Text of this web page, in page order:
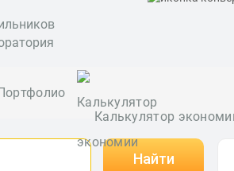
Калькулятор
Найти